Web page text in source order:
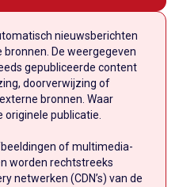
nieuwsberichten
De weergegeven
gepubliceerde content
doorverwijzing of
bronnen. Waar
originele publicatie.
of multimedia-
worden rechtstreeks
netwerken (CDN’s) van de